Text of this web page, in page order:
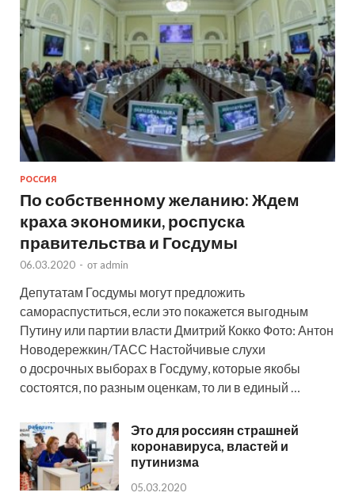
РОССИЯ
По собственному желанию: Ждем
краха экономики, роспуска
правительства и Госдумы
06.03.2020 - от admin
Депутатам Госдумы могут предложить
самораспуститься, если это покажется выгодным
Путину или партии власти Дмитрий Кокко Фото: Антон
Новодережкин/ТАСС Настойчивые слухи
о досрочных выборах в Госдуму, которые якобы
состоятся, по разным оценкам, то ли в единый …
Это для россиян страшней
коронавируса, властей и
путинизма
05.03.2020